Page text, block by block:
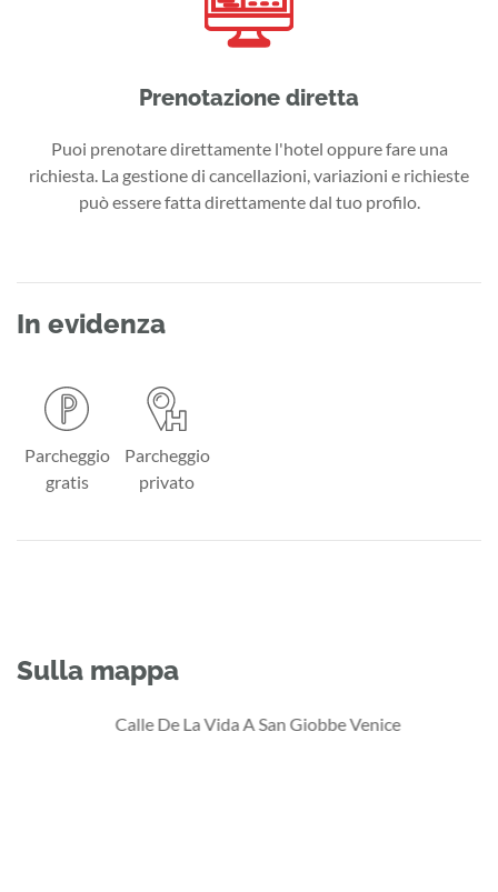
Prenotazione diretta
Puoi prenotare direttamente l'hotel oppure fare una
richiesta. La gestione di cancellazioni, variazioni e richieste
può essere fatta direttamente dal tuo profilo.
In evidenza
Parcheggio
gratis
Parcheggio
privato
Sulla mappa